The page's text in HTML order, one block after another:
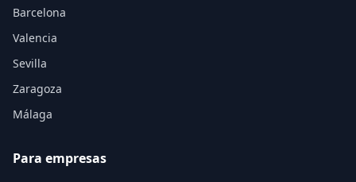
Barcelona
Valencia
Sevilla
Zaragoza
Málaga
Para empresas